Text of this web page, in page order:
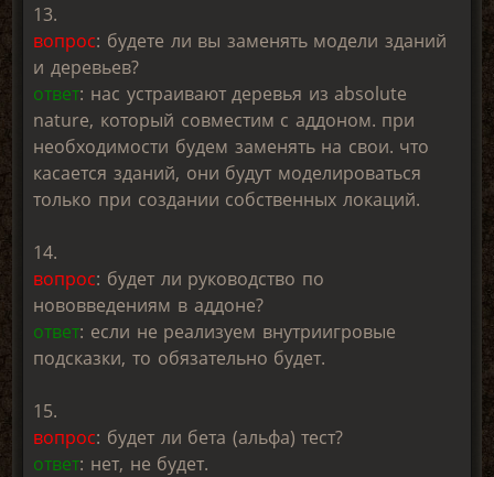
13.
вопрос: будете ли вы заменять модели зданий
и деревьев?
ответ: нас устраивают деревья из absolute
nature, который совместим с аддоном. при
необходимости будем заменять на свои. что
касается зданий, они будут моделироваться
только при создании собственных локаций.
14.
вопрос: будет ли руководство по
нововведениям в аддоне?
ответ: если не реализуем внутриигровые
подсказки, то обязательно будет.
15.
вопрос: будет ли бета (альфа) тест?
ответ: нет, не будет.